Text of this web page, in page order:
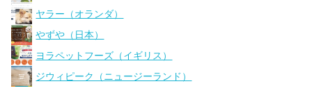
ヤラー（オランダ）
やずや（日本）
ヨラペットフーズ（イギリス）
ジウィピーク（ニュージーランド）